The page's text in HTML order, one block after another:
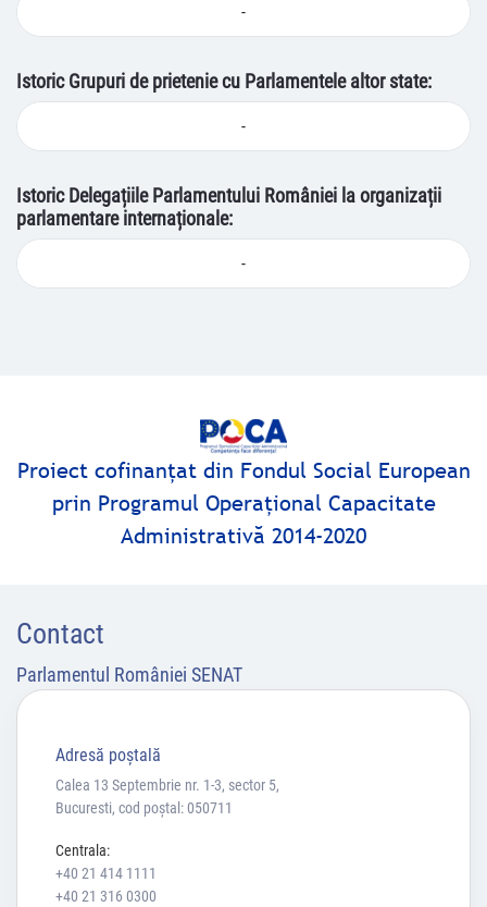
-
Istoric Grupuri de prietenie cu Parlamentele altor state:
-
Istoric Delegațiile Parlamentului României la organizații
parlamentare internaționale:
-
Proiect cofinanţat din Fondul Social European
prin Programul Operaţional Capacitate
Administrativă 2014-2020
Contact
Parlamentul României SENAT
Adresă poştală
Calea 13 Septembrie nr. 1-3, sector 5,
Bucuresti, cod poștal: 050711
Centrala:
+40 21 414 1111
+40 21 316 0300